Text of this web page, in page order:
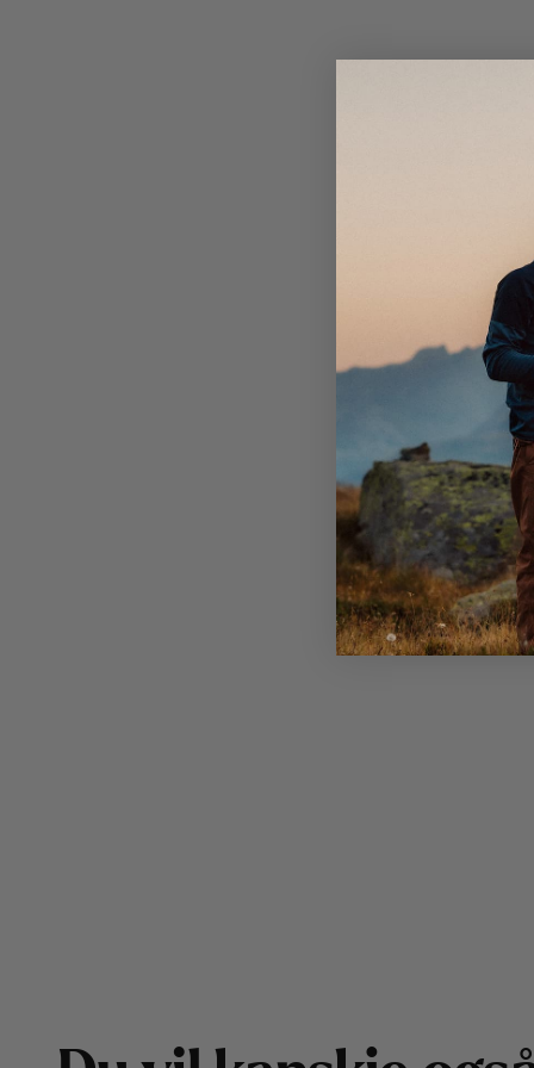
pakke og passer for alle typer aktiviteter, året rundt.